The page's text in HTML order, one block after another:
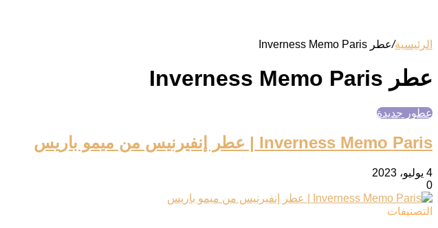
الرئيسية/عطر Inverness Memo Paris
عطر Inverness Memo Paris
عطور جديدة
Inverness Memo Paris | عطر إنفيرنيس من ميمو باريس
4 يوليو، 2023
0
التصنيفات